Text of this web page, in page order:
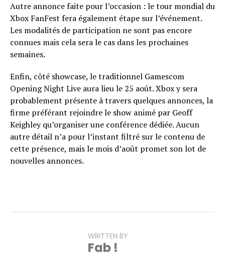
Autre annonce faite pour l’occasion : le tour mondial du
Xbox FanFest fera également étape sur l’événement.
Les modalités de participation ne sont pas encore
connues mais cela sera le cas dans les prochaines
semaines.
Enfin, côté showcase, le traditionnel Gamescom
Opening Night Live aura lieu le 25 août. Xbox y sera
probablement présente à travers quelques annonces, la
firme préférant rejoindre le show animé par Geoff
Keighley qu’organiser une conférence dédiée. Aucun
autre détail n’a pour l’instant filtré sur le contenu de
cette présence, mais le mois d’août promet son lot de
nouvelles annonces.
WRITTEN BY
Fab !